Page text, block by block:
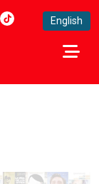
English